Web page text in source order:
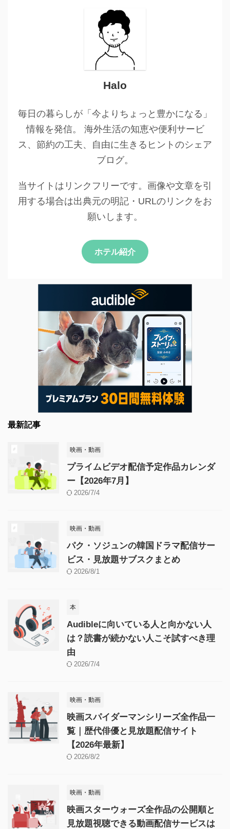
Halo
毎日の暮らしが「今よりちょっと豊かになる」
情報を発信。 海外生活の知恵や便利サービ
ス、節約の工夫、自由に生きるヒントのシェア
ブログ。
当サイトはリンクフリーです。画像や文章を引
用する場合は出典元の明記・URLのリンクをお
願いします。
ホテル紹介
最新記事
映画・動画
プライムビデオ配信予定作品カレンダ
ー【2026年7月】
2026/7/4
映画・動画
パク・ソジュンの韓国ドラマ配信サー
ビス・見放題サブスクまとめ
2026/8/1
本
Audibleに向いている人と向かない人
は？読書が続かない人こそ試すべき理
由
2026/7/4
映画・動画
映画スパイダーマンシリーズ全作品一
覧｜歴代俳優と見放題配信サイト
【2026年最新】
2026/8/2
映画・動画
映画スターウォーズ全作品の公開順と
見放題視聴できる動画配信サービスは